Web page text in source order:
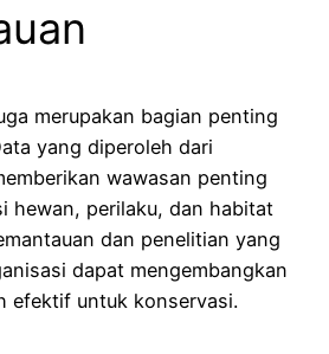
merupakan bagian penting
yang diperoleh dari
wawasan penting
hewan, perilaku, dan habitat
dan penelitian yang
dapat mengembangkan
efektif untuk konservasi.